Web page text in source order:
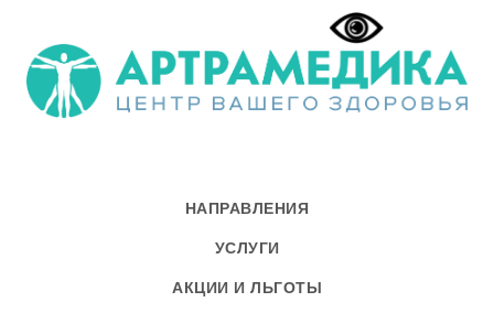
НАПРАВЛЕНИЯ
УСЛУГИ
АКЦИИ И ЛЬГОТЫ